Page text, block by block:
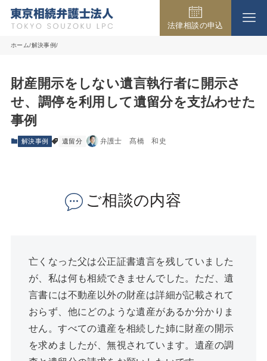
事務所の紹介
取扱業務
弁護士費用
アクセス
法律相談の申込
ホーム 解決事例
財産開示をしない遺言執行者に開示さ
せ、調停を利用して遺留分を支払わせた
事例
解決事例 遺留分 弁護士 髙橋 和史
ご相談の内容
亡くなった父は公正証書遺言を残していました
が、私は何も相続できませんでした。ただ、遺
言書には不動産以外の財産は詳細が記載されて
おらず、他にどのような遺産があるか分かりま
せん。すべての遺産を相続した姉に財産の開示
を求めましたが、無視されています。遺産の調